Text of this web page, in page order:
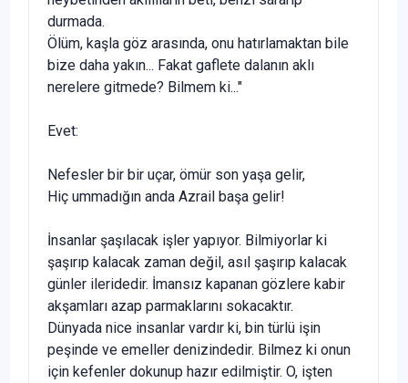
durmada.
Ölüm, kaşla göz arasında, onu hatırlamaktan bile
bize daha yakın... Fakat gaflete dalanın aklı
nerelere gitmede? Bilmem ki..."
Evet:
Nefesler bir bir uçar, ömür son yaşa gelir,
Hiç ummadığın anda Azrail başa gelir!
İnsanlar şaşılacak işler yapıyor. Bilmiyorlar ki
şaşırıp kalacak zaman değil, asıl şaşırıp kalacak
günler ileridedir. İmansız kapanan gözlere kabir
akşamları azap parmakla­rını sokacaktır.
Dünyada nice insanlar vardır ki, bin türlü işin
peşinde ve emeller denizindedir. Bilmez ki onun
için kefenler doku­nup hazır edilmiştir. O, işten